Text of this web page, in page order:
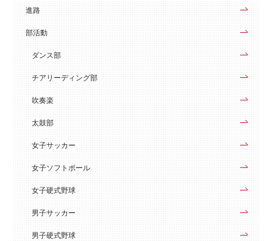
進路
部活動
ダンス部
チアリーディング部
吹奏楽
太鼓部
女子サッカー
女子ソフトボール
女子硬式野球
男子サッカー
男子硬式野球